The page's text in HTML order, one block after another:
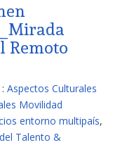
Remoto
Aspectos Culturales
Movilidad
entorno multipaís,
Talento &